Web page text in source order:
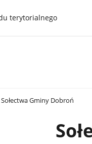
terytorialnego
Sołectwa Gminy Dobroń